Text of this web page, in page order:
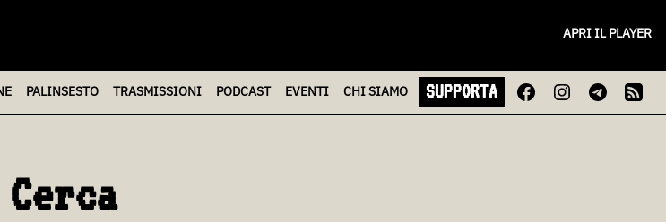
APRI IL PLAYER
PALINSESTO TRASMISSIONI PODCAST EVENTI CHISIAMO SUPPORTA
Cerca